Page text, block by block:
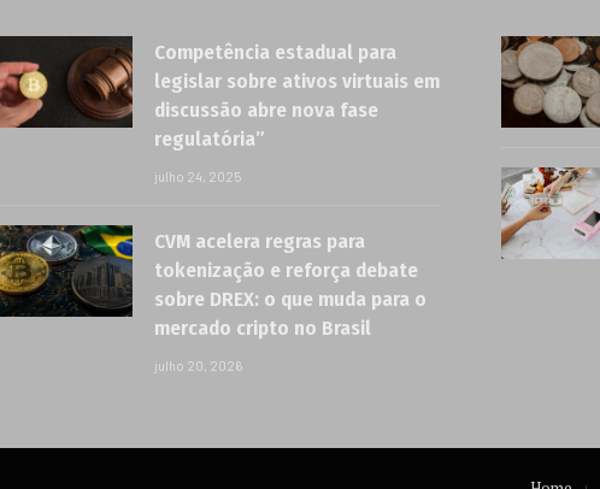
Competência estadual para
legislar sobre ativos virtuais em
discussão abre nova fase
regulatória”
julho 24, 2025
CVM acelera regras para
tokenização e reforça debate
sobre DREX: o que muda para o
mercado cripto no Brasil
julho 20, 2026